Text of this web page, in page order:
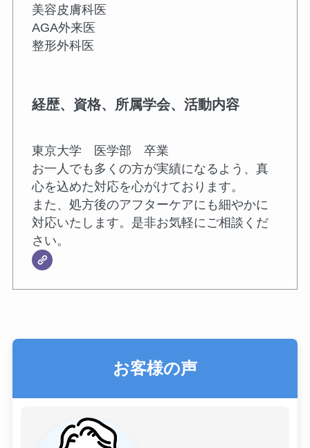
美容皮膚科医
AGA外来医
整形外科医
経歴、資格、所属学会、活動内容
東京大学 医学部 卒業
お一人でも多くの方が実績になるよう、真
心を込めた対応を心がけております。
また、処方後のアフターケアにも細やかに
対応いたします。是非お気軽にご相談くだ
さい。
お客様の声